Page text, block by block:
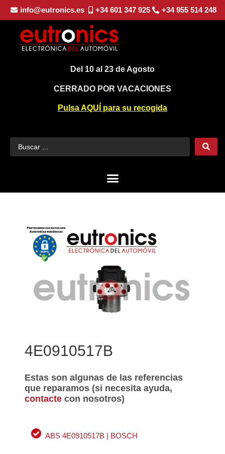
info@eutronics.es +34 601 347 925 +34 955 514 248
Del 10 al 23 de Agosto
CERRADO POR VACACIONES
Pulsa AQUÍ para su recogida
4E0910517B
Estas son algunas de las referencias
que reparamos (si necesita ayuda,
contactecon nosotros)
ABS 4E0910517B | BOSCH